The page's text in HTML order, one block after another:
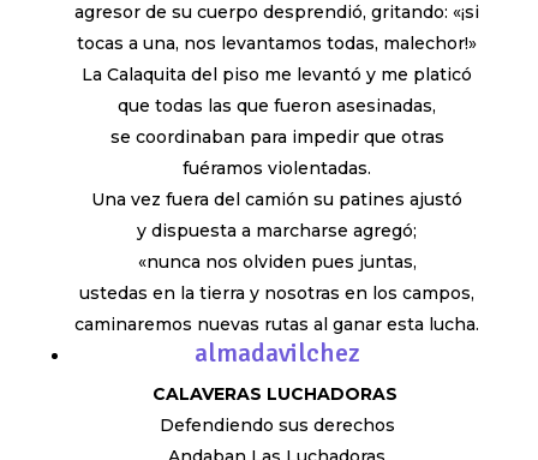
agresor de su cuerpo desprendió, gritando: «¡si
tocas a una, nos levantamos todas, malechor!»
La Calaquita del piso me levantó y me platicó
que todas las que fueron asesinadas,
se coordinaban para impedir que otras
fuéramos violentadas.
Una vez fuera del camión su patines ajustó
y dispuesta a marcharse agregó;
«nunca nos olviden pues juntas,
ustedas en la tierra y nosotras en los campos,
caminaremos nuevas rutas al ganar esta lucha.
almadavilchez
CALAVERAS LUCHADORAS
Defendiendo sus derechos